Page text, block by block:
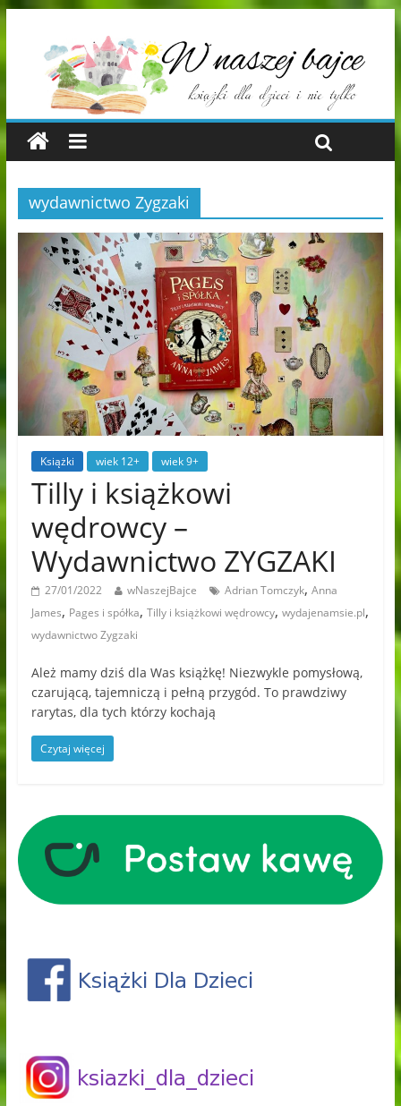
wydawnictwo Zygzaki
Książki wiek 12+ wiek 9+
Tilly i książkowi
wędrowcy –
Wydawnictwo ZYGZAKI
27/01/2022 wNaszejBajce Adrian Tomczyk, Anna
James, Pages i spółka, Tilly i książkowi wędrowcy, wydajenamsie.pl,
wydawnictwo Zygzaki
Ależ mamy dziś dla Was książkę! Niezwykle pomysłową,
czarującą, tajemniczą i pełną przygód. To prawdziwy
rarytas, dla tych którzy kochają
Czytaj więcej